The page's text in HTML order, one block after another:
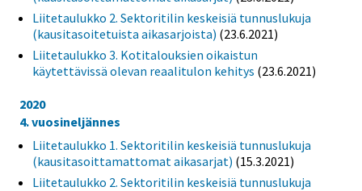
Liitetaulukko 2. Sektoritilin keskeisiä tunnuslukuja
(kausitasoitetuista aikasarjoista) (23.6.2021)
Liitetaulukko 3. Kotitalouksien oikaistun
käytettävissä olevan reaalitulon kehitys (23.6.2021)
2020
4. vuosineljännes
Liitetaulukko 1. Sektoritilin keskeisiä tunnuslukuja
(kausitasoittamattomat aikasarjat) (15.3.2021)
Liitetaulukko 2. Sektoritilin keskeisiä tunnuslukuja